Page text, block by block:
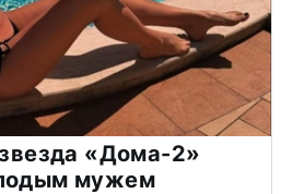
«Дома-2»
мужем